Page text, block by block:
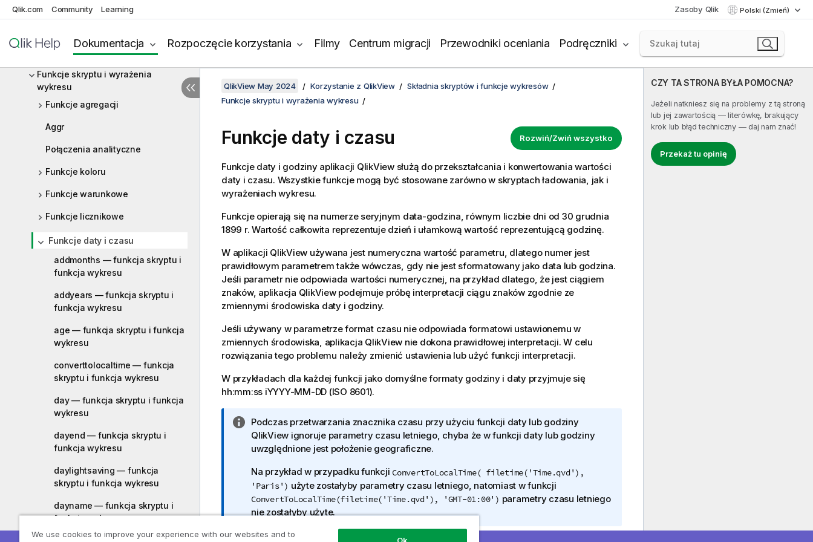
Qlik.com Community Learning Zasoby Qlik Polski (Zmień)
Dokumentacja Rozpoczęcie korzystania Filmy Centrum migracji Przewodniki oceniania Podręczniki
Wyrażenia skryptu
Operatory
Funkcje skryptu i wyrażenia
wykresu
Funkcje agregacji
Aggr
Połączenia analityczne
Funkcje koloru
Funkcje warunkowe
Funkcje licznikowe
Funkcje daty i czasu
addmonths — funkcja skryptu i
funkcja wykresu
addyears — funkcja skryptu i
funkcja wykresu
age — funkcja skryptu i funkcja
wykresu
converttolocaltime — funkcja
skryptu i funkcja wykresu
day — funkcja skryptu i funkcja
wykresu
dayend — funkcja skryptu i
funkcja wykresu
daylightsaving — funkcja
skryptu i funkcja wykresu
dayname — funkcja skryptu i
funkcja wykresu
CZY TA STRONA BYŁA POMOCNA?
Jeżeli natkniesz się na problemy z tą stroną
lub jej zawartością — literówkę, brakujący
krok lub błąd techniczny — daj nam znać!
Przekaż tu opinię
QlikView May 2024 Korzystanie z QlikView
Składnia skryptów i funkcje wykresów
Funkcje skryptu i wyrażenia wykresu
Rozwiń/Zwiń wszystko
Funkcje daty i czasu
Funkcje daty i godziny aplikacji QlikViewsłużą do przekształcania i konwertowania wartości
daty i czasu. Wszystkie funkcje mogą być stosowane zarówno w skryptach ładowania, jak i
wyrażeniach wykresu.
Funkcje opierają się na numerze seryjnym data-godzina, równym liczbie dni od 30 grudnia
1899 r. Wartość całkowita reprezentuje dzień i ułamkową wartość reprezentującą godzinę.
W aplikacji QlikView używana jest numeryczna wartość parametru, dlatego numer jest
prawidłowym parametrem także wówczas, gdy nie jest sformatowany jako data lub godzina.
Jeśli parametr nie odpowiada wartości numerycznej, na przykład dlatego, że jest ciągiem
znaków, aplikacja QlikViewpodejmuje próbę interpretacji ciągu znaków zgodnie ze
zmiennymi środowiska daty i godziny.
Jeśli używany w parametrze format czasu nie odpowiada formatowi ustawionemu w
zmiennych środowiska, aplikacja QlikView nie dokona prawidłowej interpretacji. W celu
rozwiązania tego problemu należy zmienić ustawienia lub użyć funkcji interpretacji.
W przykładach dla każdej funkcji jako domyślne formaty godziny i daty przyjmuje się
hh:mm:ss iYYYY-MM-DD (ISO 8601).
I
n
f
r
m
a
c
Podczas przetwarzania znacznika czasu przy użyciu funkcji daty lub godziny
QlikView ignoruje parametry czasu letniego, chyba że w funkcji daty lub godziny
uwzględnione jest położenie geograficzne.
Na przykład w przypadku funkcji ConvertToLocalTime( filetime('Time.qvd'),
'Paris') użyte zostałyby parametry czasu letniego, natomiast w funkcji
ConvertToLocalTime(filetime('Time.qvd'), 'GMT-01:00') parametry czasu letniego
nie zostałyby użyte.
We use cookies to improve your experience with our websites and to